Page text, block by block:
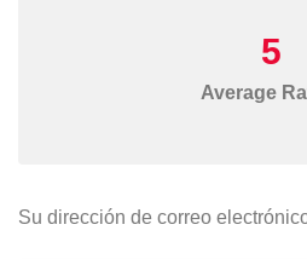
5
Average
Su dirección de correo